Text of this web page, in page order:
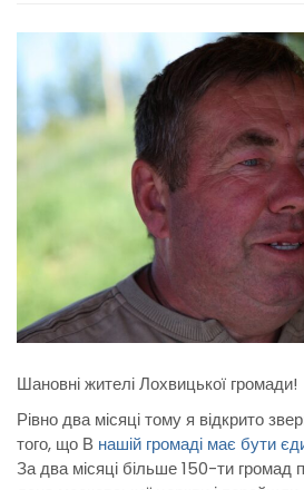
Шановні жителі Лохвицької громади!
Рівно два місяці тому я відкрито
того, що В нашій громаді має бути
За два місяці більше 150-ти громад